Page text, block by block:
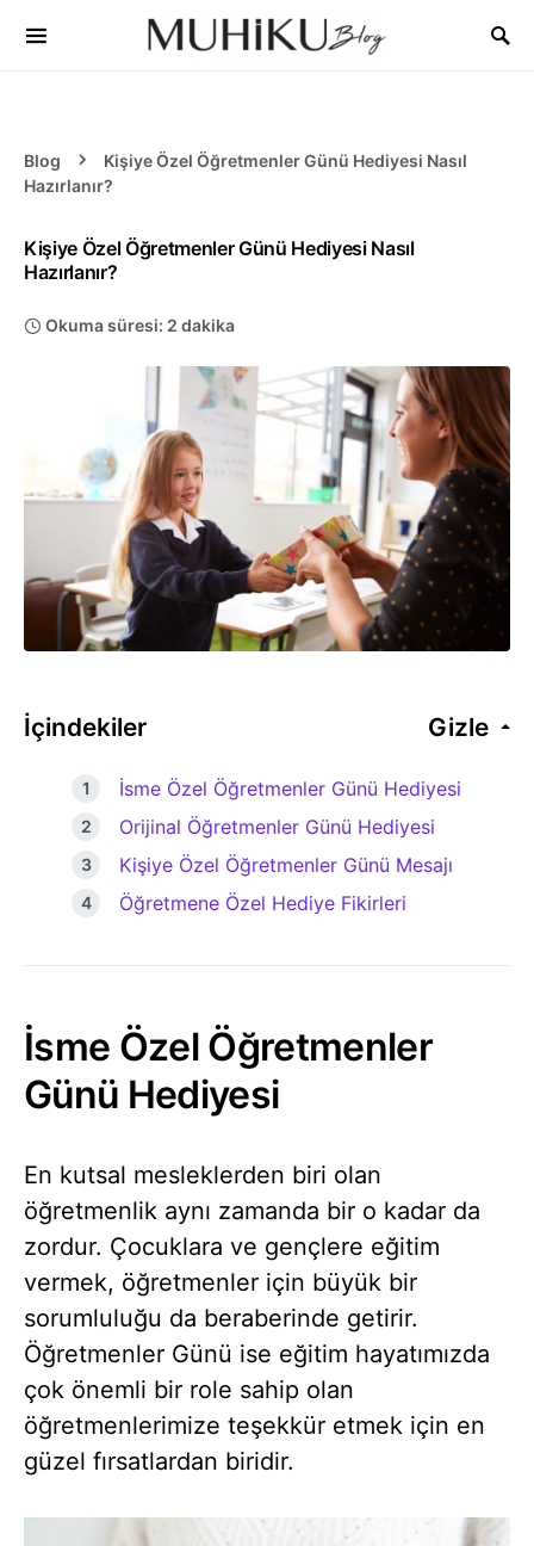
Blog
Kişiye Özel Öğretmenler Günü Hediyesi Nasıl
Hazırlanır?
Kişiye Özel Öğretmenler Günü Hediyesi Nasıl
Hazırlanır?
Okuma süresi: 2 dakika
İçindekiler Gizle
İsme Özel Öğretmenler Günü Hediyesi
Orijinal Öğretmenler Günü Hediyesi
Kişiye Özel Öğretmenler Günü Mesajı
Öğretmene Özel Hediye Fikirleri
İsme Özel Öğretmenler
Günü Hediyesi
En kutsal mesleklerden biri olan
öğretmenlik aynı zamanda bir o kadar da
zordur. Çocuklara ve gençlere eğitim
vermek, öğretmenler için büyük bir
sorumluluğu da beraberinde getirir.
Öğretmenler Günü ise eğitim hayatımızda
çok önemli bir role sahip olan
öğretmenlerimize teşekkür etmek için en
güzel fırsatlardan biridir.